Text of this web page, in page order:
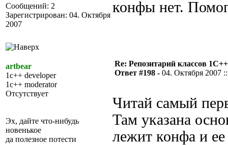
Сообщений: 2
Зарегистрирован: 04. Октября
2007
конфы нет.
artbear
1c++ developer
1c++ moderator
Отсутствует
Эх, дайте что-нибудь
новенькое
да полезное потести
Re: Репозитарий классов
Ответ #198 - 04. Октября 2007
Читай самый
Там указана
лежит конфа и